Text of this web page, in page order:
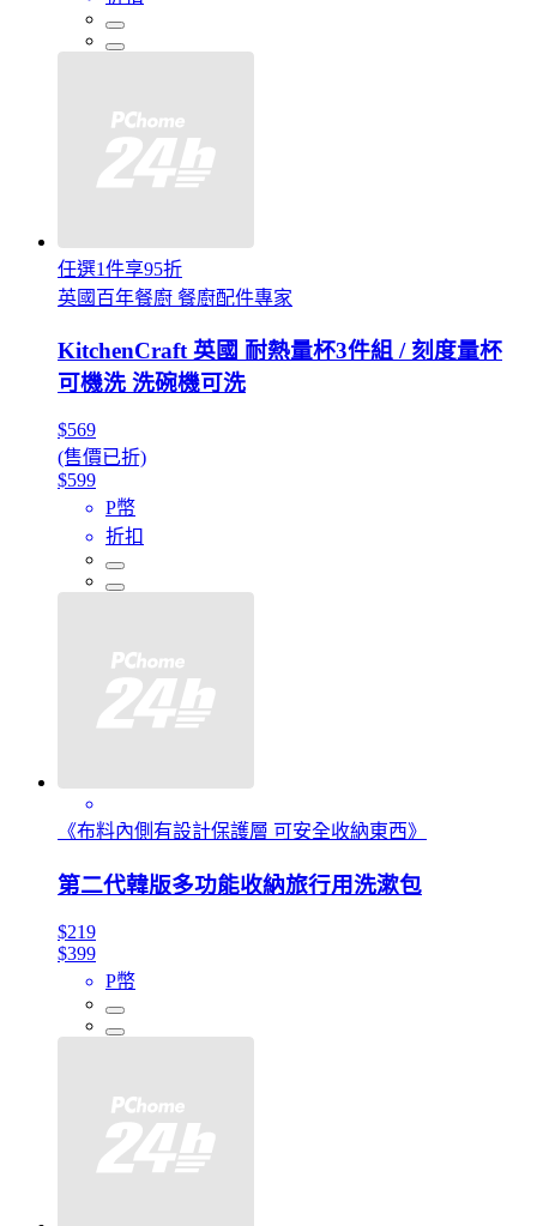
任選1件享95折
英國百年餐廚 餐廚配件專家
KitchenCraft 英國 耐熱量杯3件組 / 刻度量杯
可機洗 洗碗機可洗
$569
(售價已折)
$599
P幣
折扣
《布料內側有設計保護層 可安全收納東西》
第二代韓版多功能收納旅行用洗漱包
$219
$399
P幣